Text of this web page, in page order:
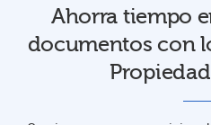
Ahorra tiempo
documentos con